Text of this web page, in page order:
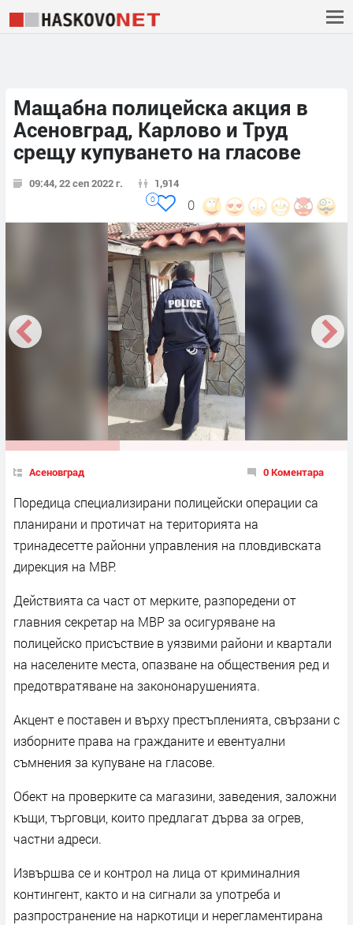
Мащабна полицейска акция в
Асеновград, Карлово и Труд
срещу купуването на гласове
09:44, 22 сеп 2022 г. 1,914
0
0
Асеновград 0 Коментара
Поредица специализирани полицейски операции са
планирани и протичат на територията на
тринадесетте районни управления на пловдивската
дирекция на МВР.
Действията са част от мерките, разпоредени от
главния секретар на МВР за осигуряване на
полицейско присъствие в уязвими райони и квартали
на населените места, опазване на обществения ред и
предотвратяване на закононарушенията.
Акцент е поставен и върху престъпленията, свързани с
изборните права на гражданите и евентуални
съмнения за купуване на гласове.
Обект на проверките са магазини, заведения, заложни
къщи, търговци, които предлагат дърва за огрев,
частни адреси.
Извършва се и контрол на лица от криминалния
контингент, както и на сигнали за употреба и
разпространение на наркотици и нерегламентирана